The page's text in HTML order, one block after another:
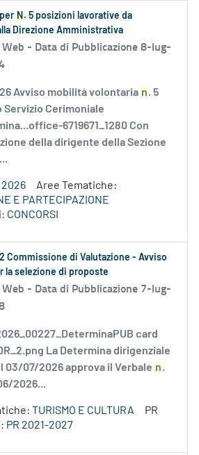
N . 5 posizioni lavorative da
Direzione Amministrativa
- Data di Pubblicazione 8-lug-
Avviso mobilità volontaria n. 5
Servizio Cerimoniale
6719671_1280 Con
della dirigente della Sezione
2026
Aree Tematiche:
E PARTECIPAZIONE
CONCORSI
Commissione di Valutazione - Avviso
la selezione di proposte
- Data di Pubblicazione 7-lug-
card
La Determina dirigenziale
03/07/2026 approva il Verbale n.
2026...
TURISMO E CULTURA
PR
PR 2021-2027